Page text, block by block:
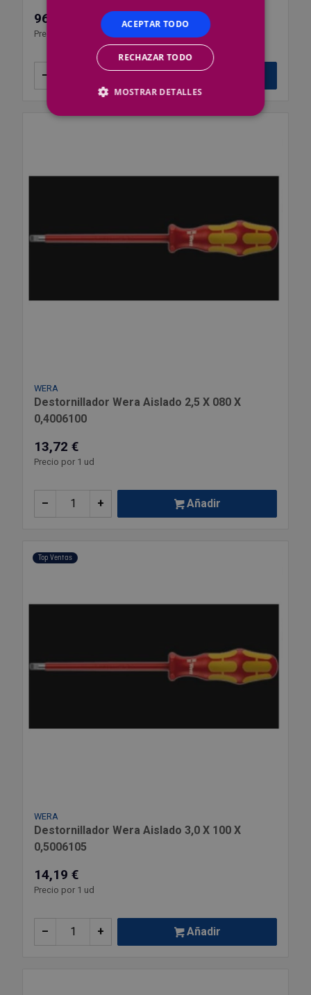
96,42 €
Precio por 1 ud
– Añadir
WERA
Destornillador Wera Aislado 2,5 X 080 X
0,4006100
13,72 €
Precio por 1 ud
+
– Añadir
Top Ventas
WERA
Destornillador Wera Aislado 3,0 X 100 X
0,5006105
14,19 €
Precio por 1 ud
+
– Añadir
ACEPTAR TODO
RECHAZAR TODO
MOSTRAR DETALLES